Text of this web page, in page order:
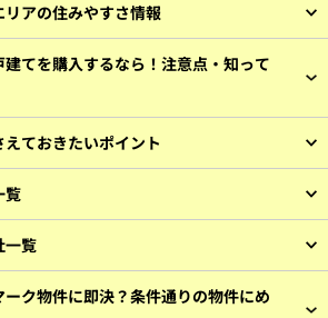
リアの住みやすさ情報
てを購入するなら！注意点・知って
ておきたいポイント
覧
一覧
ーク物件に即決？条件通りの物件にめ